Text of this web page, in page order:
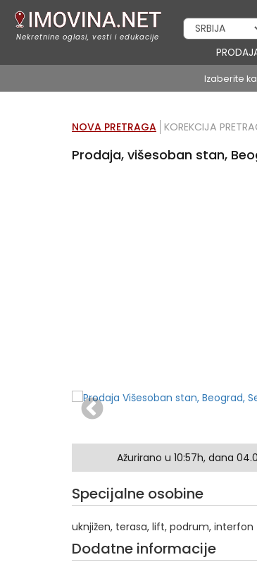
Nekretnine oglasi, vesti i edukacije
Izaberite
NOVA PRETRAGA KOREKCIJA
Prodaja, višesoban stan,
Ažurirano u 10:57h, dana
Specijalne osobine
uknjižen, terasa, lift, podrum, interfon
Dodatne informacije